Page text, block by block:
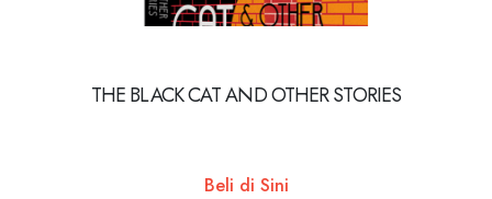
THE BLACK CAT AND OTHER STORIES
Beli di Sini